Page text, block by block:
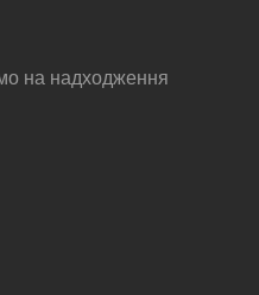
на надходження